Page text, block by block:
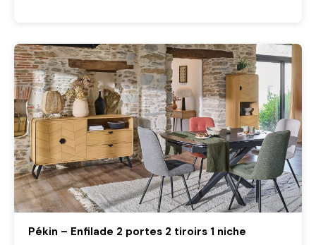
Pékin – Enfilade 2 portes 2 tiroirs 1 niche